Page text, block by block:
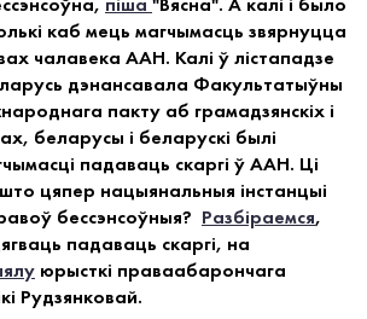
каб мець магчымасць звярнуцца
чалавека ААН. Калі ў лістападзе
дэнансавала Факультатыўны
пакту аб грамадзянскіх і
беларусы і беларускі былі
падаваць скаргі ў ААН. Ці
цяпер нацыянальныя інстанцыі
бессэнсоўныя? Разбіраемся,
падаваць скаргі, на
юрысткі праваабарончага
Рудзянковай.